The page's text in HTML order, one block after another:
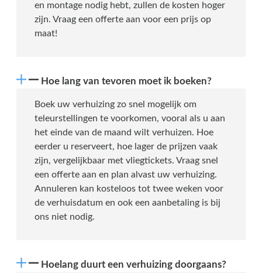
en montage nodig hebt, zullen de kosten hoger
zijn. Vraag een offerte aan voor een prijs op
maat!
Hoe lang van tevoren moet ik boeken?
Boek uw verhuizing zo snel mogelijk om
teleurstellingen te voorkomen, vooral als u aan
het einde van de maand wilt verhuizen. Hoe
eerder u reserveert, hoe lager de prijzen vaak
zijn, vergelijkbaar met vliegtickets. Vraag snel
een offerte aan en plan alvast uw verhuizing.
Annuleren kan kosteloos tot twee weken voor
de verhuisdatum en ook een aanbetaling is bij
ons niet nodig.
Hoelang duurt een verhuizing doorgaans?